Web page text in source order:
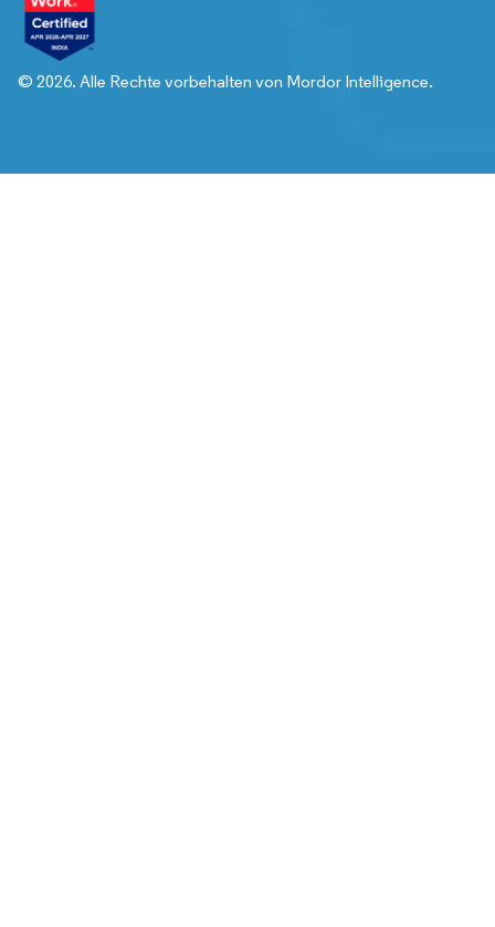
© 2026. Alle Rechte vorbehalten von Mordor Intelligence.